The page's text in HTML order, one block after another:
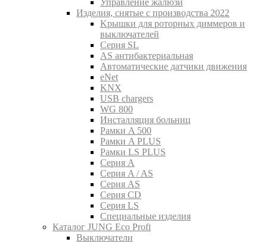
Управление жалюзи
Изделия, снятые с производства 2022
Kрышки для роторных диммеров и
выключателей
Серия SL
AS антибактериальная
Aвтоматические датчики движения
eNet
KNX
USB chargers
WG 800
Инсталляция больниц
Рамки A 500
Рамки A PLUS
Рамки LS PLUS
Серия A
Серия A / AS
Серия AS
Серия CD
Серия LS
Специальные изделия
Каталог JUNG Eco Profi
Выключатели